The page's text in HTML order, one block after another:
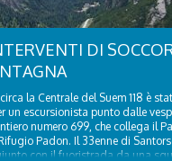
DI
la Centrale del Suem 118 è
un escursionista punto dalle
numero 699, che collega il
Padon. Il 33enne di
con il fuoristrada da una